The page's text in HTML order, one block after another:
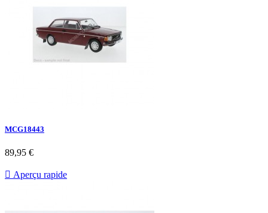
MCG18443
89,95 €
 Aperçu rapide